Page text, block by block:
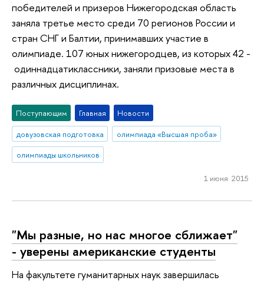
победителей и призеров Нижегородская область
заняла третье место среди 70 регионов России и
стран СНГ и Балтии, принимавших участие в
олимпиаде. 107 юных нижегородцев, из которых 42 -
одиннадцатиклассники, заняли призовые места в
различных дисциплинах.
Поступающим Главная
Новости
довузовская подготовка
олимпиада «Высшая проба»
олимпиады школьников
1 июня 2015
"Мы разные, но нас многое сближает"
- уверены американские студенты
На факультете гуманитарных наук завершилась